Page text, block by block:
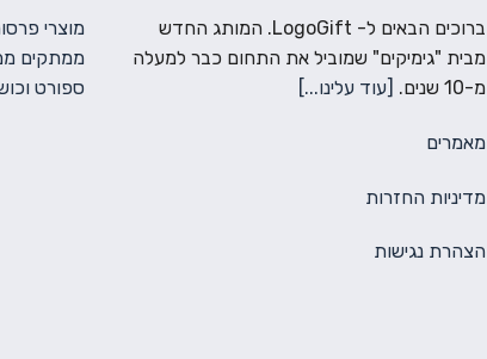
ברוכים הבאים ל- LogoGift. המותג החדש
מבית "גימיקים" שמוביל את התחום כבר למעלה
מ-10 שנים.
[עוד עלינו...]
מאמרים
מדיניות החזרות
הצהרת נגישות
מוצרי
ממתקים
ספורט